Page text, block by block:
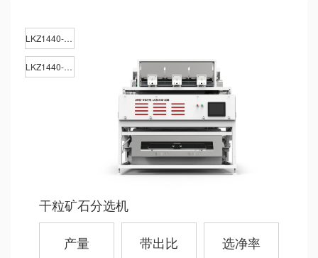
LKZ1440-1DA
LKZ1440-2DB
干粒矿石分选机
产量 带出比 选净率